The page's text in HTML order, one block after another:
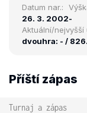
Datum nar.:
26. 3. 2002-
Aktuální/nejvyšší
dvouhra: - / 826.
Příští zápas
Turnaj a zápas